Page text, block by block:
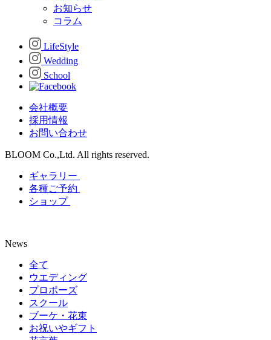
お知らせ
コラム
LifeStyle
Wedding
School
会社概要
採用情報
お問い合わせ
BLOOM Co.,Ltd. All rights reserved.
ギャラリー
各種ご予約
ショップ
News
全て
ウエディング
プロポーズ
スクール
ブーケ・花束
お祝いやギフト